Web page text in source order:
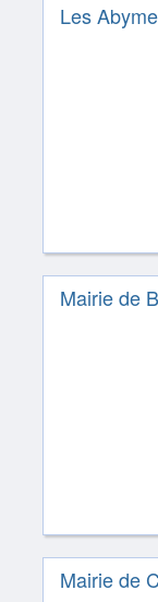
Les
Mairie de
Mairie de